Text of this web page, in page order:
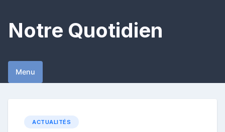
content
Notre Quotidien
Menu
ACTUALITÉS